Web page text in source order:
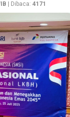
| Dibaca: 4171